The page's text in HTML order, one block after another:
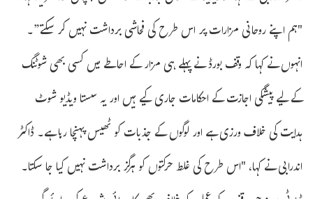
"ہم اپنے روحانی مزارات پر اس طرح کی فحاشی برداشت نہیں کر سکتے”۔
انہوں نے کہا کہ وقف بورڈ نے پہلے ہی مزار کے احاطے میں کسی بھی شوٹنگ
کے لیے پیشگی اجازت کے احکامات جاری کیے ہیں اور یہ سستا ویڈیو شوٹ
ہدایت کی خلاف ورزی ہے اور لوگوں کے جذبات کو ٹھیس پہنچا رہا ہے۔ ڈاکٹر
اندرابی نے کہا، "اس طرح کی غلط حرکتوں کو ہرگز برداشت نہیں کیا جا سکتا۔